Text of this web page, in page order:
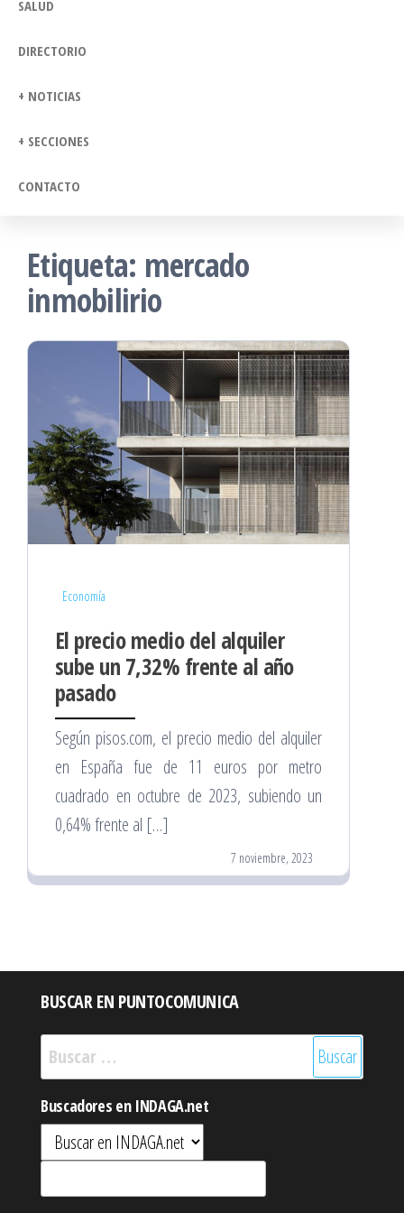
SALUD
DIRECTORIO
+ NOTICIAS
+ SECCIONES
CONTACTO
Etiqueta: mercado
inmobilirio
Economía
El precio medio del alquiler
sube un 7,32% frente al año
pasado
Según pisos.com, el precio medio del alquiler
en España fue de 11 euros por metro
cuadrado en octubre de 2023, subiendo un
0,64% frente al […]
7 noviembre, 2023
BUSCAR EN PUNTOCOMUNICA
Buscar:
Buscadores en INDAGA.net